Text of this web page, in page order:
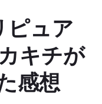
ピュア
キチが
感想